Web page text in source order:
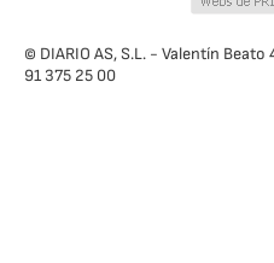
© DIARIO AS, S.L. - Valentín
91 375 25 00